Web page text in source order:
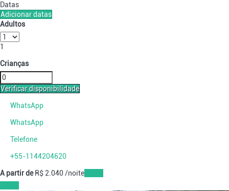
Datas
Adicionar datas
Adultos
1
Crianças
Verificar disponibilidade
WhatsApp
WhatsApp
Telefone
+55-1144204620
A partir deR$ 2.040 /noite